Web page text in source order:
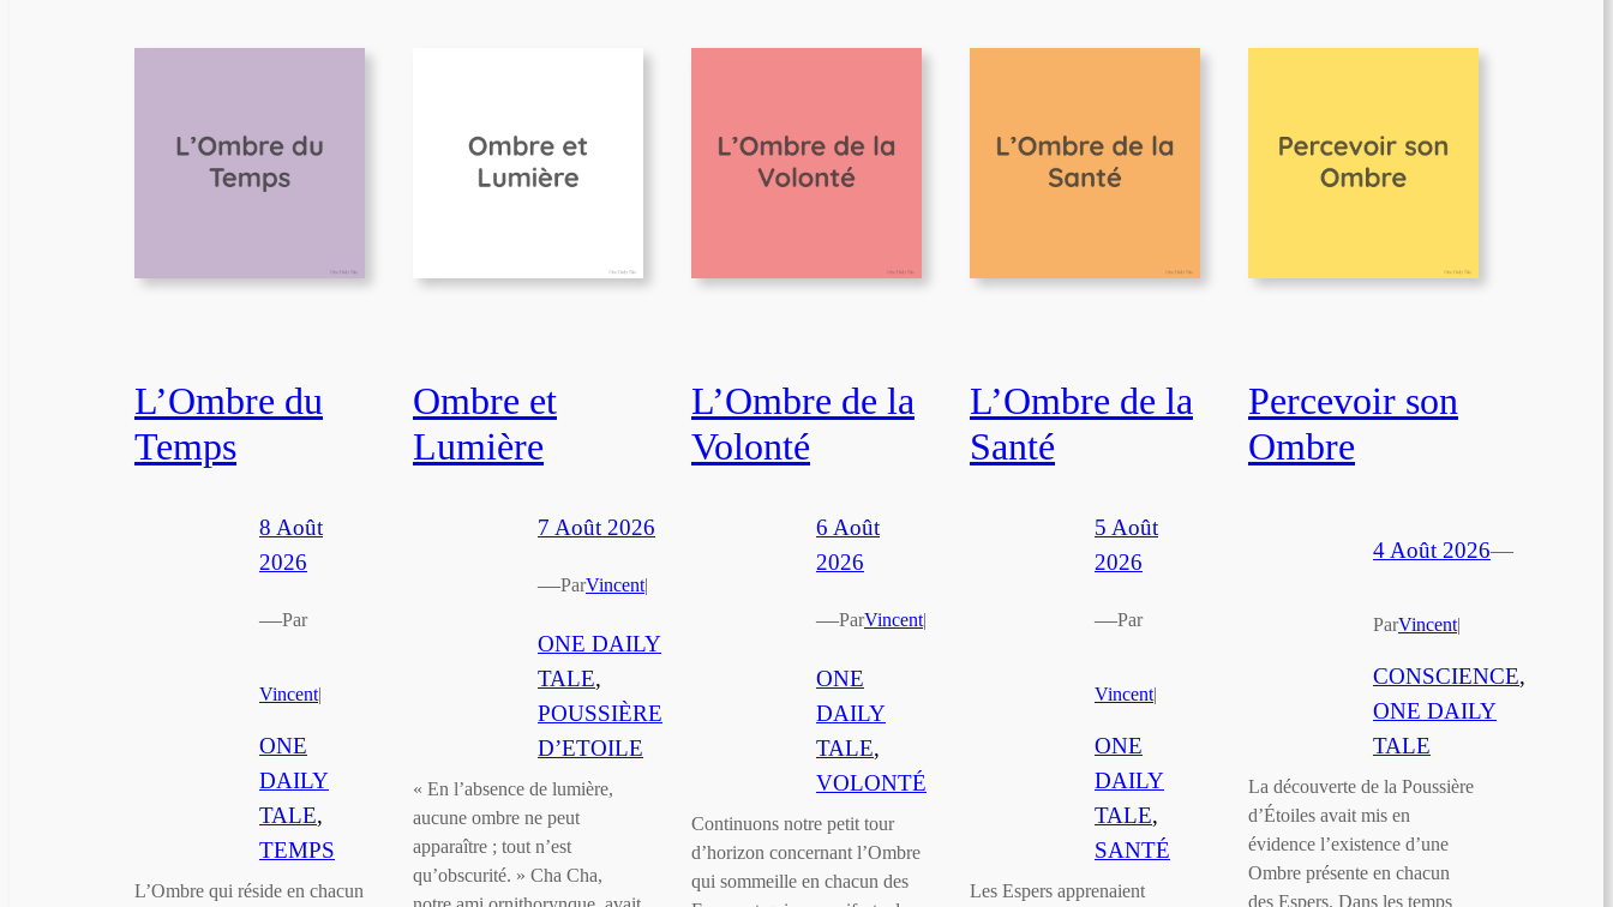
L’Ombre du
Temps
8 Août
2026
—Par
Vincent|
ONE
DAILY
TALE
TEMPS
L’Ombre qui réside en chacun
Ombre et
Lumière
7 Août 2026
—ParVincent|
ONE DAILY
TALE
POUSSIÈRE
D’ETOILE
« En l’absence de lumière,
aucune ombre ne peut
apparaître ; tout n’est
qu’obscurité. » Cha Cha,
L’Ombre de la
Volonté
6 Août
2026
—ParVincent|
ONE
DAILY
TALE
VOLONTÉ
Continuons notre petit tour
d’horizon concernant l’Ombre
qui sommeille en chacun des
L’Ombre de la
Santé
5 Août
2026
—Par
Vincent|
ONE
DAILY
TALE
SANTÉ
Les Espers apprenaient
Percevoir son
Ombre
4 Août 2026—
ParVincent|
CONSCIENCE
ONE DAILY
TALE
La découverte de la Poussière
d’Étoiles avait mis en
évidence l’existence d’une
Ombre présente en chacun
des Espers. Dans les temps